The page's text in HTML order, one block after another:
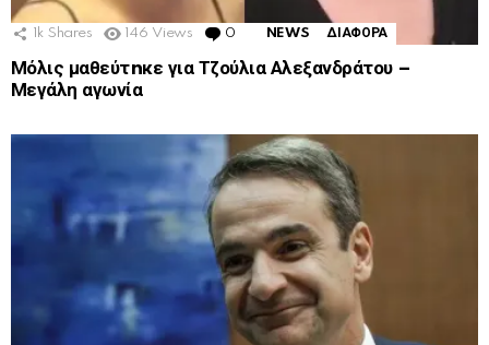
1k Shares 146 Views 0 Comments
NEWS ΔΙΑΦΟΡΑ
Μόλις μαθεύτnκε για Τζούλια Αλεξανδράτου –
Μεγάλη αγωνία